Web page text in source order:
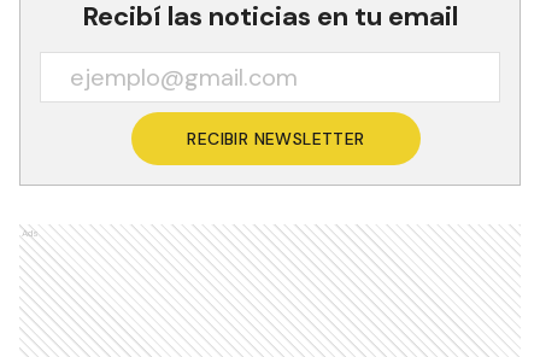
Recibí las noticias en tu email
RECIBIR NEWSLETTER
Ads